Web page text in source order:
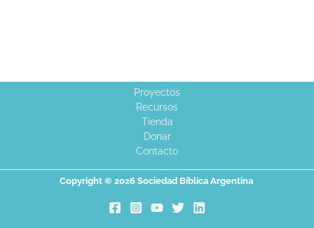
Proyectos
Recursos
Tienda
Donar
Contacto
Copyright © 2026 Sociedad Bíblica Argentina